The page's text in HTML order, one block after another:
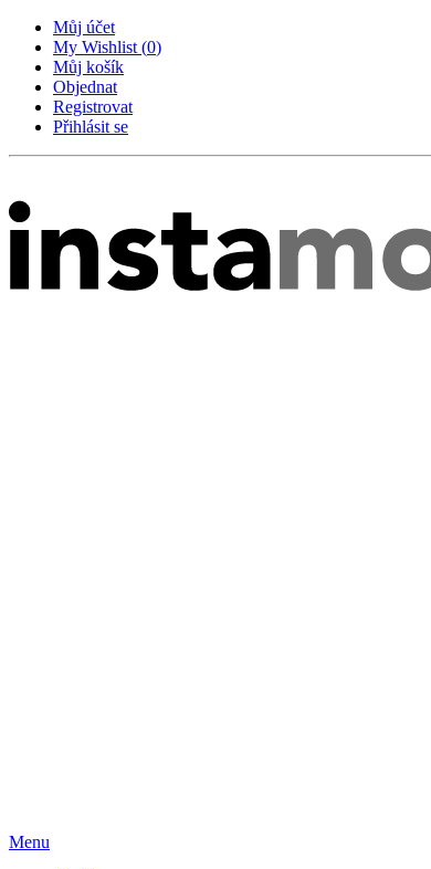
Můj účet
My Wishlist (0)
Můj košík
Objednat
Registrovat
Přihlásit se
Menu